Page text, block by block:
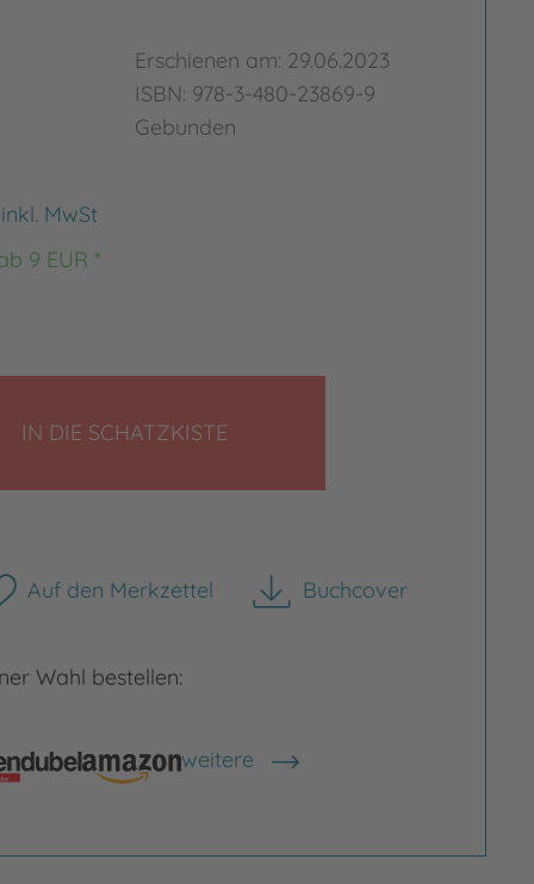
Erschienen am: 29.06.2023
ISBN: 978-3-480-23869-9
Gebunden
inkl. MwSt
9 EUR *
IN DIE SCHATZKISTE
Auf den Merkzettel Buchcover
herunterladen
Wahl bestellen:
weitere
Shops anzeigen